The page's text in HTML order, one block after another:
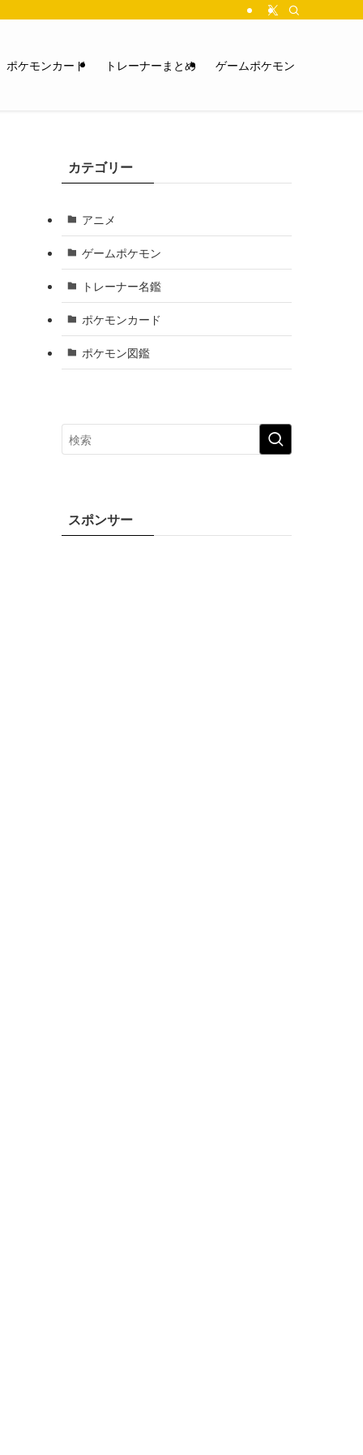
ポケモンカード トレーナーまとめ ゲームポケモン
カテゴリー
アニメ
ゲームポケモン
トレーナー名鑑
ポケモンカード
ポケモン図鑑
スポンサー